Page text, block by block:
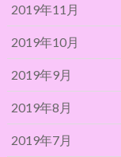
2019年11月
2019年10月
2019年9月
2019年8月
2019年7月